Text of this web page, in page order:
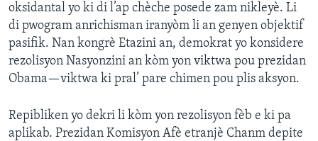
oksidantal yo ki di l’ap chèche posede zam nikleyè. Li
di pwogram anrichisman iranyòm li an genyen objektif
pasifik. Nan kongrè Etazini an, demokrat yo konsidere
rezolisyon Nasyonzini an kòm yon viktwa pou prezidan
Obama—viktwa ki pral’ pare chimen pou plis aksyon.
Repibliken yo dekri li kòm yon rezolisyon fèb e ki pa
aplikab. Prezidan Komisyon Afè etranjè Chanm depite